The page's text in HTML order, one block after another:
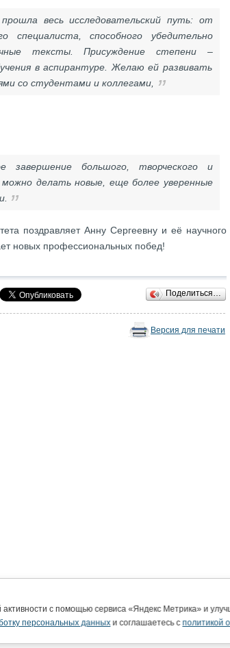
весь исследовательский путь: от
специалиста, способного убедительно
тексты. Присуждение степени –
в аспирантуре. Желаю ей развивать
со студентами и коллегами
завершение большого, творческого и
делать новые, еще более уверенные
поздравляет Анну Сергеевну и её научного
новых профессиональных побед!
Поделиться…
Версия для печати
с помощью сервиса «Яндекс Метрика» и
персональных данныхи соглашаетесь сполитикой